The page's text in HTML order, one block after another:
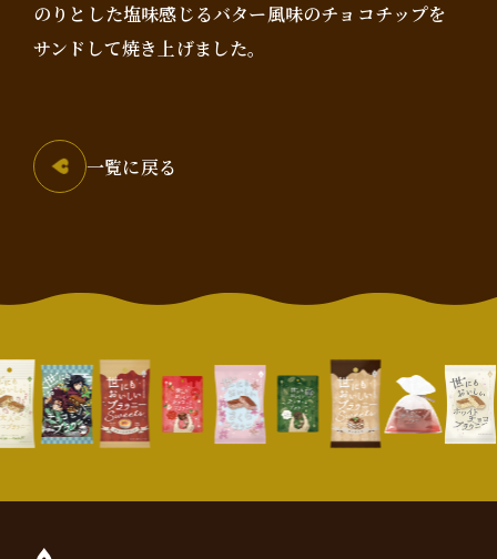
のりとした塩味感じるバター風味のチョコチップを
サンドして焼き上げました。
一覧に戻る